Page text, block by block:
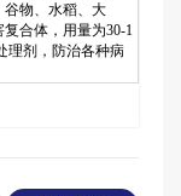
谷物、水稻、大
合体，用量为30-1
理剂，防治各种病